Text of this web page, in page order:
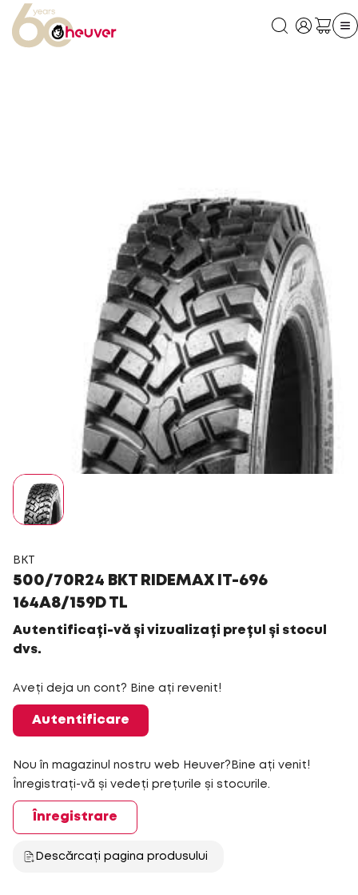
BKT
500/70R24 BKT RIDEMAX IT-696
164A8/159D TL
Autentificați-vă și vizualizați prețul și stocul
dvs.
Aveți deja un cont? Bine ați revenit!
Autentificare
Nou în magazinul nostru web Heuver?Bine ați venit!
Înregistrați-vă și vedeți prețurile și stocurile.
Înregistrare
Descărcați pagina produsului